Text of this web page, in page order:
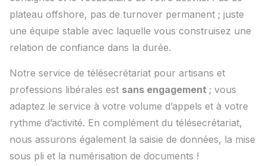
plateau offshore, pas de turnover permanent ; juste
une équipe stable avec laquelle vous construisez une
relation de confiance dans la durée.
Notre service de télésecrétariat pour artisans et
professions libérales est sans engagement ; vous
adaptez le service à votre volume d’appels et à votre
rythme d’activité. En complément du télésecrétariat,
nous assurons également la saisie de données, la mise
sous pli et la numérisation de documents !